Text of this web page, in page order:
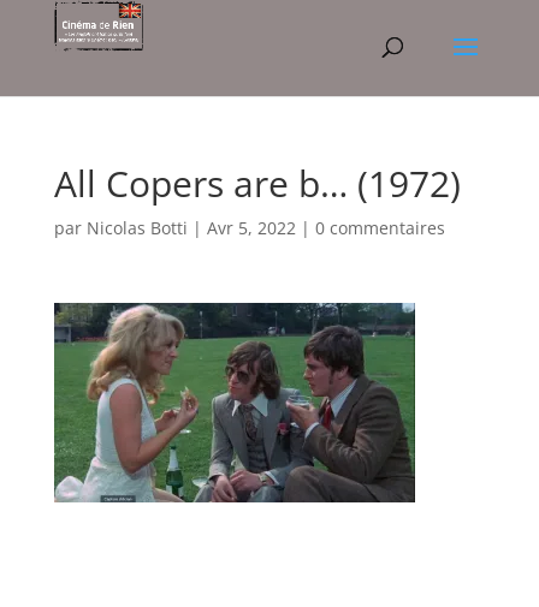
All Copers are b… (1972)
par Nicolas Botti | Avr 5, 2022| 0 commentaires